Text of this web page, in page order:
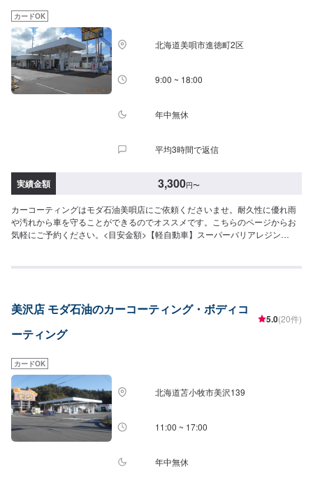
カードOK
北海道美唄市進徳町2区
9:00 ~ 18:00
年中無休
平均3時間で返信
実績金額 3,300円〜
カーコーティングはモダ石油美唄店にご依頼くださいませ。耐久性に優れ雨
や汚れから車を守ることができるのでオススメです。こちらのページからお
気軽にご予約ください。<目安金額>【軽自動車】スーパーバリアレジン
美沢店 モダ石油のカーコーティング・ボディコ
ーティング
5.0(20件)
カードOK
北海道苫小牧市美沢139
11:00 ~ 17:00
年中無休